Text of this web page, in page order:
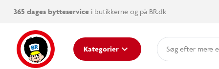
365 dages bytteservice i butikkerne og på BR.dk
Kategorier mere